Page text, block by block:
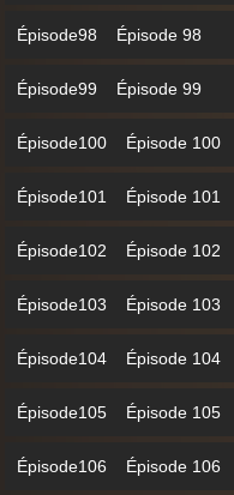
Épisode98 Épisode 98
Épisode99 Épisode 99
Épisode100 Épisode 100
Épisode101 Épisode 101
Épisode102 Épisode 102
Épisode103 Épisode 103
Épisode104 Épisode 104
Épisode105 Épisode 105
Épisode106 Épisode 106